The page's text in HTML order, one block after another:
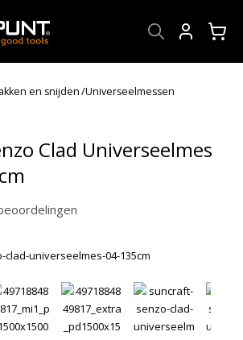
en snijden/Universeelmessen
Clad Universeelmes